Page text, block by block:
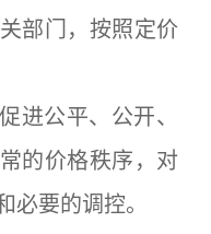
部门，按照定价
进公平、公开、
的价格秩序，对
必要的调控。